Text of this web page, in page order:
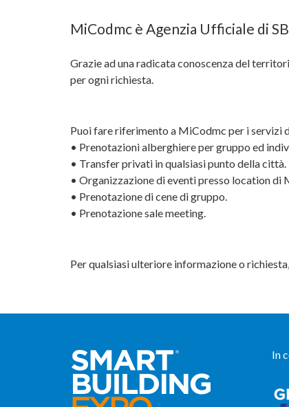
MiCodmc è Agenzia Ufficiale di
Grazie ad una radicata conoscenza del
per ogni richiesta.
Puoi fare riferimento a MiCodmc per i servizi
• Prenotazioni alberghiere per gruppo ed
• Transfer privati in qualsiasi punto della città.
• Organizzazione di eventi presso location
• Prenotazione di cene di gruppo.
• Prenotazione sale meeting.
Per qualsiasi ulteriore informazione o
In